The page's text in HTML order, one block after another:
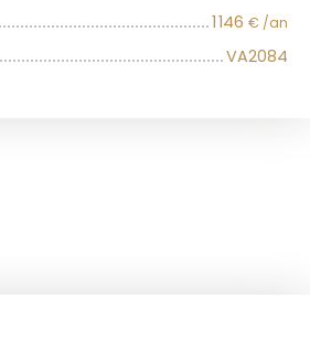
1 146 € /an
VA2084